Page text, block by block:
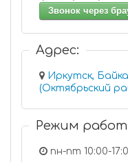
Звонок через
Адрес:
Иркутск,
Режим
пн-пт 10:00-